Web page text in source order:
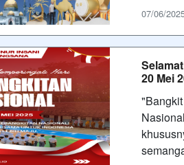
07/06/
20 Mei